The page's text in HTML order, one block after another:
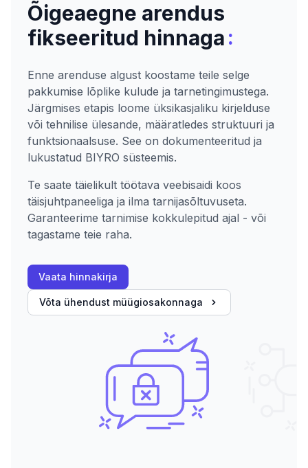
Õigeaegne arendus
fikseeritud hinnaga:
Enne arenduse algust koostame teile selge
pakkumise lõplike kulude ja tarnetingimustega.
Järgmises etapis loome üksikasjaliku kirjelduse
või tehnilise ülesande, määratledes struktuuri ja
funktsionaalsuse. See on dokumenteeritud ja
lukustatud BIYRO süsteemis.
Te saate täielikult töötava veebisaidi koos
täisjuhtpaneeliga ja ilma tarnijasõltuvuseta.
Garanteerime tarnimise kokkulepitud ajal - või
tagastame teie raha.
Vaata hinnakirja
Võta ühendust müügiosakonnaga